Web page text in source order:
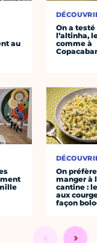
au
On a testé
l’altinha,
comme à
On préfère
manger à
cantine :
aux
façon